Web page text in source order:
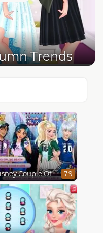
Trends
Disney Couple Of The Year 7.9